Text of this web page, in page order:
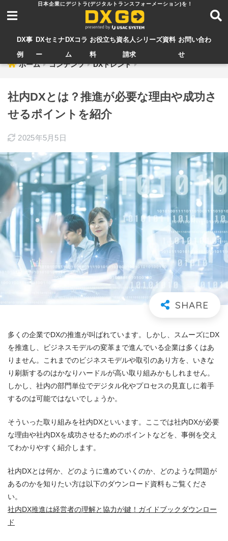
DX事
例
DXセミナ
ー
DXコラ
ム
お役立ち資
料
名人シリーズ資料
請求
お問い合わ
せ
ホーム コンテンツ DXトレンド
社内DXとは？推進が必要な理由や成功さ
せるポイントを紹介
2025年5月5日
多くの企業でDXの推進が叫ばれています。しかし、スムーズにDX
を推進し、ビジネスモデルの変革まで進んでいる企業は多くはあ
りません。これまでのビジネスモデルや取引のあり方を、いきな
り刷新するのはかなりハードルが高い取り組みかもしれません。
しかし、社内の部門単位でデジタル化やプロセスの見直しに着手
するのは可能ではないでしょうか。
そういった取り組みを社内DXといいます。ここでは社内DXが必要
な理由や社内DXを成功させるためのポイントなどを、事例を交え
てわかりやすく紹介します。
社内DXとは何か、どのように進めていくのか、どのような問題が
あるのかを知りたい方は以下のダウンロード資料もご覧くださ
い。
社内DX推進は経営者の理解と協力が鍵！ガイドブックダウンロー
ド